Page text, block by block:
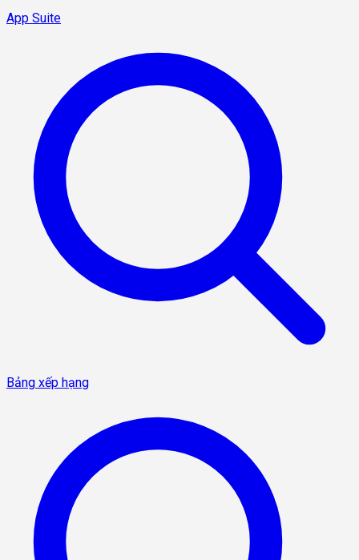
App Suite
Bảng xếp hạng